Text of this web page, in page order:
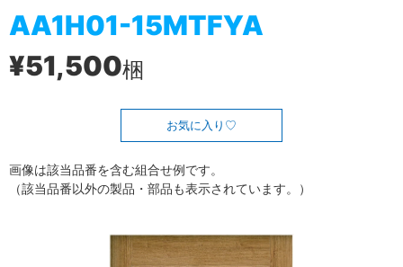
AA1H01-15MTFYA
¥51,500梱
お気に入り
画像は該当品番を含む組合せ例です。
（該当品番以外の製品・部品も表示されています。）